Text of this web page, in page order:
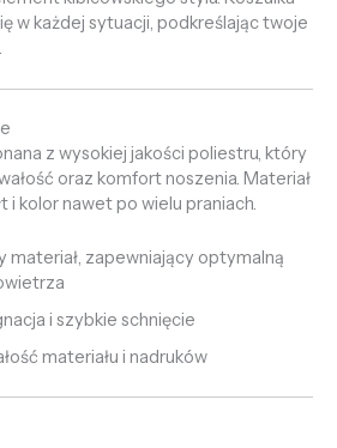
w każdej sytuacji, podkreślając twoje
z wysokiej jakości poliestru, który
oraz komfort noszenia. Materiał
i kolor nawet po wielu praniach.
materiał, zapewniający optymalną
i szybkie schnięcie
materiału i nadruków